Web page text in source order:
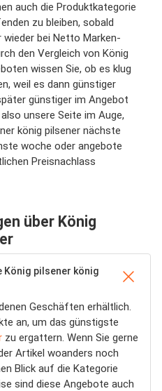
auch die Produktkategorie
zu bleiben, sobald
wieder bei Netto Marken-
den Vergleich von König
wissen Sie, ob es klug
weil es dann günstiger
günstiger im Angebot
unsere Seite im Auge,
könig pilsener nächste
woche oder angebote
Preisnachlass
über König
pilsener könig
Geschäften erhältlich.
an, um das günstigste
zu ergattern. Wenn Sie gerne
Artikel woanders noch
Blick auf die Kategorie
sind diese Angebote auch